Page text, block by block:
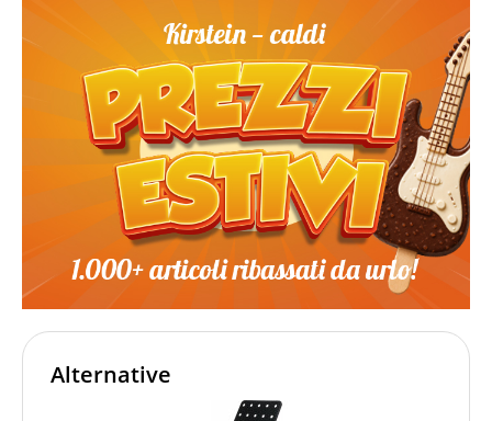
Alternative